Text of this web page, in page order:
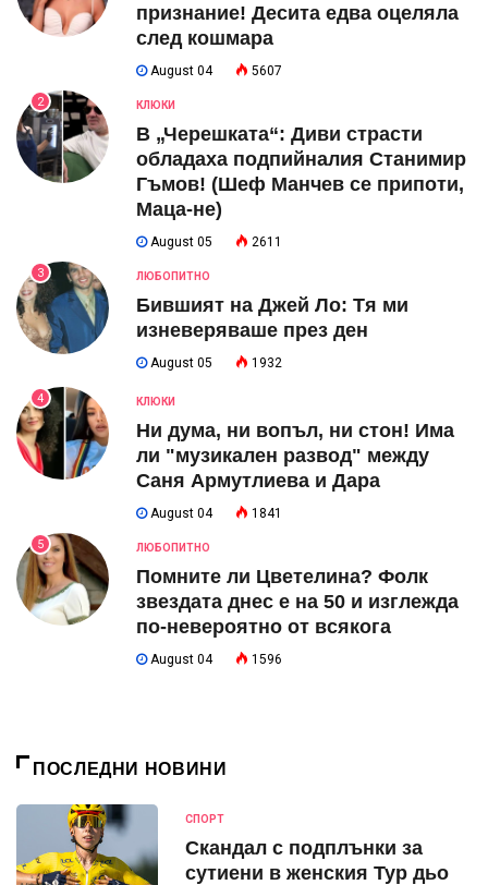
признание! Десита едва оцеляла
след кошмара
August 04 5607
2 КЛЮКИ
В „Черешката“: Диви страсти
обладаха подпийналия Станимир
Гъмов! (Шеф Манчев се припоти,
Маца-не)
August 05 2611
3 ЛЮБОПИТНО
Бившият на Джей Ло: Тя ми
изневеряваше през ден
August 05 1932
4 КЛЮКИ
Ни дума, ни вопъл, ни стон! Има
ли "музикален развод" между
Саня Армутлиева и Дара
August 04 1841
5 ЛЮБОПИТНО
Помните ли Цветелина? Фолк
звездата днес е на 50 и изглежда
по-невероятно от всякога
August 04 1596
ПОСЛЕДНИ НОВИНИ
СПОРТ
Скандал с подплънки за
сутиени в женския Тур дьо